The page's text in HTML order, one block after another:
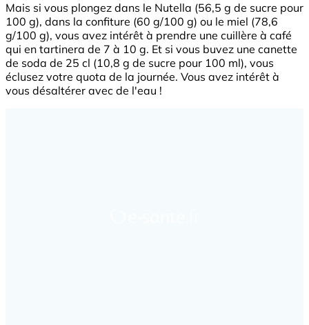
Mais si vous plongez dans le Nutella (56,5 g de sucre pour
100 g), dans la confiture (60 g/100 g) ou le miel (78,6
g/100 g), vous avez intérêt à prendre une cuillère à café
qui en tartinera de 7 à 10 g. Et si vous buvez une canette
de soda de 25 cl (10,8 g de sucre pour 100 ml), vous
éclusez votre quota de la journée. Vous avez intérêt à
vous désaltérer avec de l'eau !